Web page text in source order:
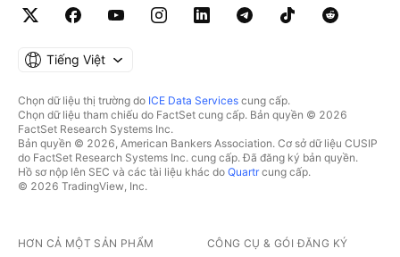
Tiếng Việt
Chọn dữ liệu thị trường do ICE Data Services cung cấp.
Chọn dữ liệu tham chiếu do FactSet cung cấp. Bản quyền © 2026
FactSet Research Systems Inc.
Bản quyền © 2026, American Bankers Association. Cơ sở dữ liệu CUSIP
do FactSet Research Systems Inc. cung cấp. Đã đăng ký bản quyền.
Hồ sơ nộp lên SEC và các tài liệu khác do Quartrcung cấp.
© 2026 TradingView, Inc.
HƠN CẢ MỘT SẢN PHẨM CÔNG CỤ & GÓI ĐĂNG KÝ